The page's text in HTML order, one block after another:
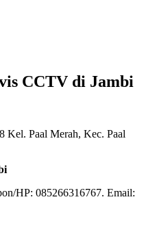
CCTV di Jambi
Kel. Paal Merah, Kec. Paal
HP: 085266316767. Email: